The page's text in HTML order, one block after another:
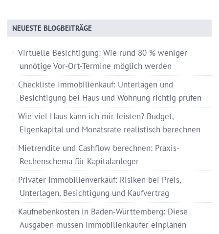
NEUESTE BLOGBEITRÄGE
Virtuelle Besichtigung: Wie rund 80 % weniger
unnötige Vor-Ort-Termine möglich werden
Checkliste Immobilienkauf: Unterlagen und
Besichtigung bei Haus und Wohnung richtig prüfen
Wie viel Haus kann ich mir leisten? Budget,
Eigenkapital und Monatsrate realistisch berechnen
Mietrendite und Cashflow berechnen: Praxis-
Rechenschema für Kapitalanleger
Privater Immobilienverkauf: Risiken bei Preis,
Unterlagen, Besichtigung und Kaufvertrag
Kaufnebenkosten in Baden-Württemberg: Diese
Ausgaben müssen Immobilienkäufer einplanen